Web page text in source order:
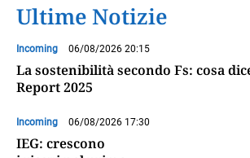
Ultime Notizie
Incoming 06/08/2026 20:15
La sostenibilità secondo Fs: cosa
Report 2025
Incoming 06/08/2026 17:30
IEG: crescono